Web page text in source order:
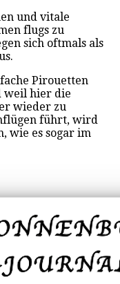
und vitale
flugs zu
sich oftmals als
Pirouetten
weil hier die
wieder zu
führt, wird
wie es sogar im